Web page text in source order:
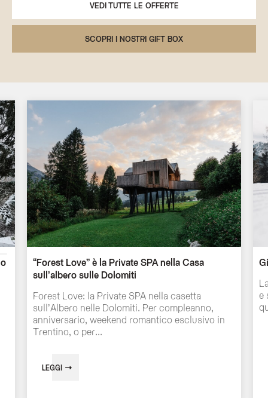
VEDI TUTTE LE OFFERTE
SCOPRI I NOSTRI GIFT BOX
“Forest Love” è la Private SPA nella Casa
sull’albero sulle Dolomiti
Forest Love: la Private SPA nella casetta
sull’Albero nelle Dolomiti. Per compleanno,
anniversario, weekend romantico esclusivo in
Trentino, o per...
LEGGI
e